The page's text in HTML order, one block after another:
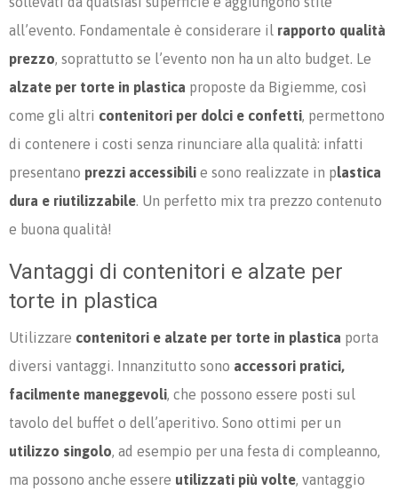
all’evento. Fondamentale è considerare il rapporto qualità
prezzo, soprattutto se l’evento non ha un alto budget. Le
alzate per torte in plastica proposte da Bigiemme, così
come gli altri contenitori per dolci e confetti, permettono
di contenere i costi senza rinunciare alla qualità: infatti
presentano prezzi accessibili e sono realizzate in plastica
dura e riutilizzabile. Un perfetto mix tra prezzo contenuto
e buona qualità!
Vantaggi di contenitori e alzate per
torte in plastica
Utilizzare contenitori e alzate per torte in plastica porta
diversi vantaggi. Innanzitutto sono accessori pratici,
facilmente maneggevoli, che possono essere posti sul
tavolo del buffet o dell’aperitivo. Sono ottimi per un
utilizzo singolo, ad esempio per una festa di compleanno,
ma possono anche essere utilizzati più volte, vantaggio